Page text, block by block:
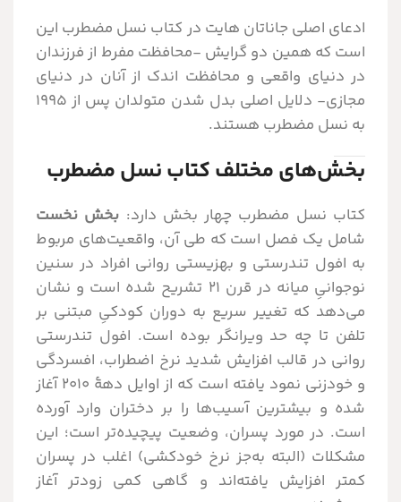
ادعای اصلی جاناتان هایت در کتاب نسل مضطرب این
است که همین دو گرایش -محافظت مفرط از فرزندان
در دنیای واقعی و محافظت اندک از آنان در دنیای
مجازی- دلایل اصلی بدل شدن متولدان پس از ۱۹۹۵
به نسل مضطرب هستند.
بخش‌های مختلف کتاب نسل مضطرب
کتاب نسل مضطرب چهار بخش دارد: بخش نخست
شامل یک فصل است که طی آن، واقعیت‌های مربوط
به افول تندرستی و بهزیستی روانی افراد در سنین
نوجوانیِ میانه در قرن ۲۱ تشریح شده است و نشان
می‌دهد که تغییر سریع به دوران کودکیِ مبتنی بر
تلفن تا چه حد ویرانگر بوده است. افول تندرستی
روانی در قالب افزایش شدید نرخ اضطراب، افسردگی
و خودزنی نمود یافته است که از اوایل دهۀ ۲۰۱۰ آغاز
شده و بیشترین آسیب‌ها را بر دختران وارد آورده
است. در مورد پسران، وضعیت پیچیده‌تر است؛ این
مشکلات (البته به‌جز نرخ خودکشی) اغلب در پسران
کمتر افزایش یافته‌اند و گاهی کمی زودتر آغاز